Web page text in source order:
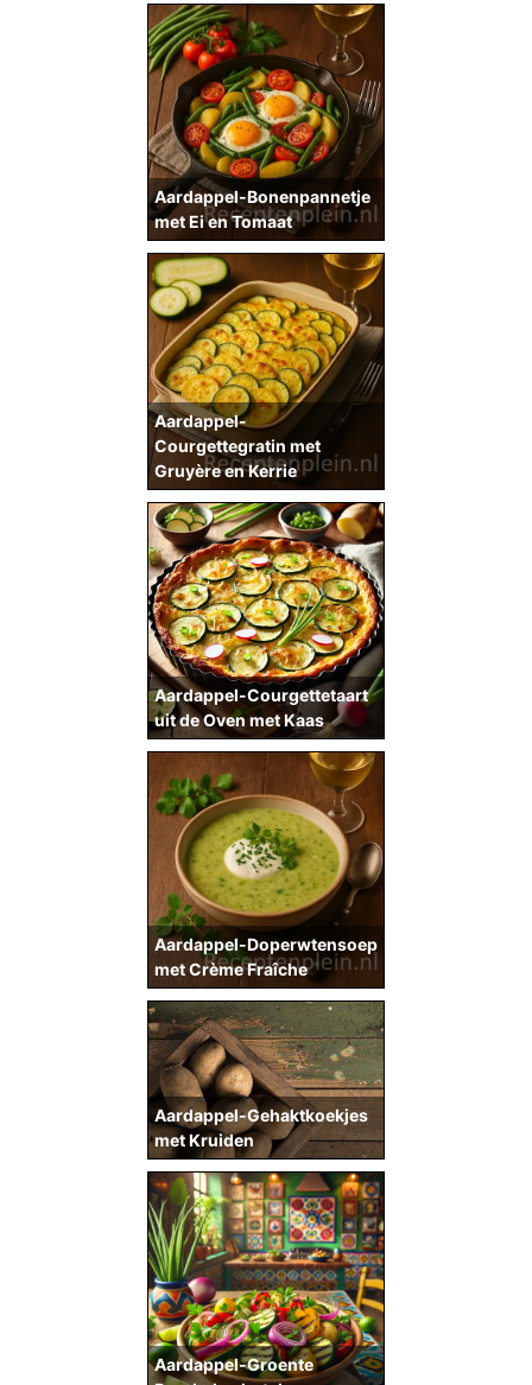
Aardappel-Bonenpannetje
met Ei en Tomaat
Aardappel-
Courgettegratin met
Gruyère en Kerrie
Aardappel-Courgettetaart
uit de Oven met Kaas
Aardappel-Doperwtensoep
met Crème Fraîche
Aardappel-Gehaktkoekjes
met Kruiden
Aardappel-Groente